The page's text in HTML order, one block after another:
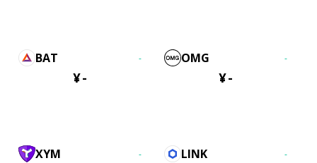
BAT -
¥-
OMG -
¥-
XYM - LINK -